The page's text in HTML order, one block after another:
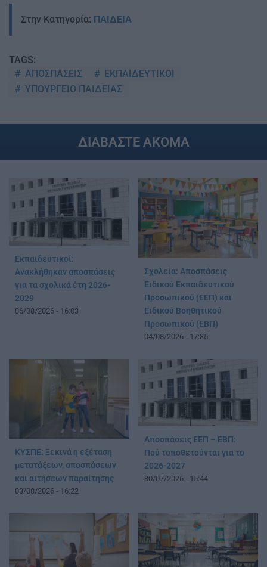
Στην Κατηγορία: ΠΑΙΔΕΙΑ
TAGS:
ΑΠΟΣΠΑΣΕΙΣ
ΕΚΠΑΙΔΕΥΤΙΚΟΙ
ΥΠΟΥΡΓΕΙΟ ΠΑΙΔΕΙΑΣ
ΔΙΑΒΑΣΤΕ ΑΚΟΜΑ
Εκπαιδευτικοί:
Ανακλήθηκαν αποσπάσεις
για τα σχολικά έτη 2026-
2029
06/08/2026 - 16:03
Σχολεία: Αποσπάσεις
Ειδικού Εκπαιδευτικού
Προσωπικού (ΕΕΠ) και
Ειδικού Βοηθητικού
Προσωπικού (ΕΒΠ)
04/08/2026 - 17:35
ΚΥΣΠΕ: Ξεκινά η εξέταση
μετατάξεων, αποσπάσεων
και αιτήσεων παραίτησης
03/08/2026 - 16:22
Αποσπάσεις ΕΕΠ – ΕΒΠ:
Πού τοποθετούνται για το
2026-2027
30/07/2026 - 15:44